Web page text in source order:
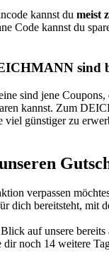
kannst du meist
Code kannst du
sind
sind jene Coupons,
kannst. Zum
viel günstiger zu
verpassen
bereitsteht, mit
auf unsere bereits
noch 14 weitere